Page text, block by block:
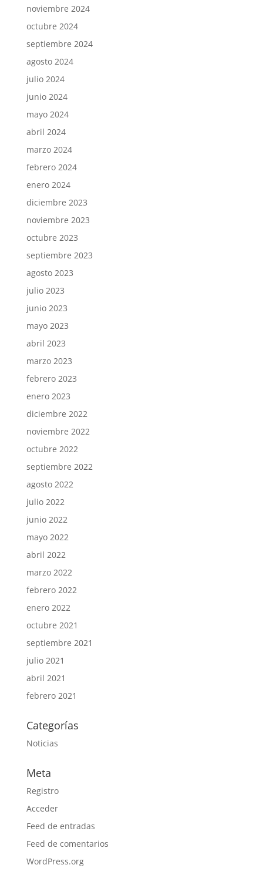
noviembre 2024
octubre 2024
septiembre 2024
agosto 2024
julio 2024
junio 2024
mayo 2024
abril 2024
marzo 2024
febrero 2024
enero 2024
diciembre 2023
noviembre 2023
octubre 2023
septiembre 2023
agosto 2023
julio 2023
junio 2023
mayo 2023
abril 2023
marzo 2023
febrero 2023
enero 2023
diciembre 2022
noviembre 2022
octubre 2022
septiembre 2022
agosto 2022
julio 2022
junio 2022
mayo 2022
abril 2022
marzo 2022
febrero 2022
enero 2022
octubre 2021
septiembre 2021
julio 2021
abril 2021
febrero 2021
Categorías
Noticias
Meta
Registro
Acceder
Feed de entradas
Feed de comentarios
WordPress.org